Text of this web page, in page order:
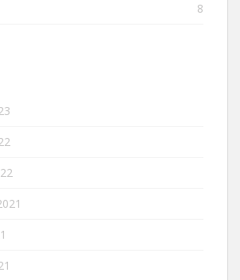
8